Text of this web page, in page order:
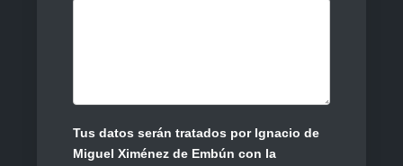
Tus datos serán tratados por Ignacio de
Miguel Ximénez de Embún con la